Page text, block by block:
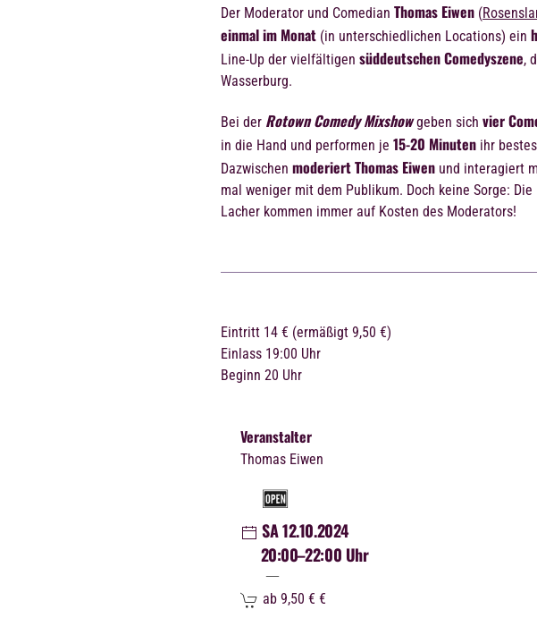
Der Moderator und Comedian Thomas Eiwen (
einmal im Monat (in unterschiedlichen Locations) ein
Line-Up der vielfältigen süddeutschen Comedyszene,
Wasserburg.
Bei der Rotown Comedy Mixshowgeben sich vier
in die Hand und performen je 15-20 Minuten ihr
Dazwischen moderiert Thomas Eiwen und interagiert
mal weniger mit dem Publikum. Doch keine Sorge: Die
Lacher kommen immer auf Kosten des Moderators!
Eintritt 14 € (ermäßigt 9,50 €)
Einlass 19:00 Uhr
Beginn 20 Uhr
Veranstalter
Thomas Eiwen
SA 12.10.2024
20:00–22:00 Uhr
ab 9,50 € €